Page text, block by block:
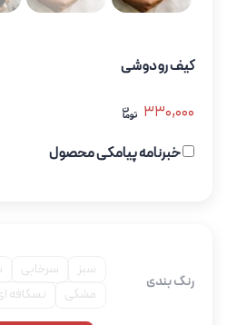
کیف رودوشی
330,000
خبرنامه پیامکی محصول
رنگ بندی
سبز سرخابی
مشکی
نسکافه